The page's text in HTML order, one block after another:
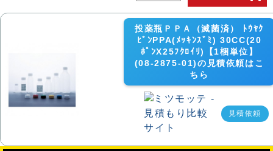
投薬瓶ＰＰＡ（滅菌済） ﾄｳﾔｸ
ﾋﾞﾝPPA(ﾒｯｷﾝｽﾞﾐ) 30CC(20
ﾎﾟﾝX25ﾌｸﾛｲﾘ)【1梱単位】
(08-2875-01)の見積依頼はこ
ちら
見積依頼